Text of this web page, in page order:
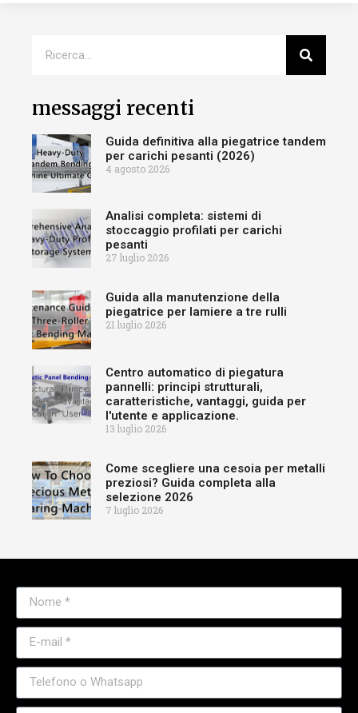
messaggi recenti
Guida definitiva alla piegatrice tandem
per carichi pesanti (2026)
4 agosto 2026
Analisi completa: sistemi di
stoccaggio profilati per carichi
pesanti
27 luglio 2026
Guida alla manutenzione della
piegatrice per lamiere a tre rulli
21 luglio 2026
Centro automatico di piegatura
pannelli: principi strutturali,
caratteristiche, vantaggi, guida per
l'utente e applicazione.
13 luglio 2026
Come scegliere una cesoia per metalli
preziosi? Guida completa alla
selezione 2026
7 luglio 2026